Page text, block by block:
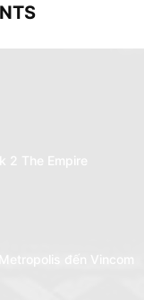
2 The Empire
đến Vincom